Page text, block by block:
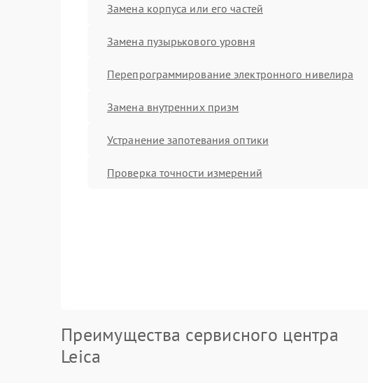
Замена корпуса или его частей
Замена пузырькового уровня
Перепрограммирование электронного нивелира
Замена внутренних призм
Устранение запотевания оптики
Проверка точности измерений
Преимущества сервисного центра
Leica